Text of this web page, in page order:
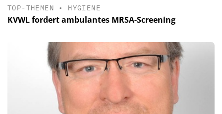
TOP-THEMEN • HYGIENE
KVWL fordert ambulantes MRSA-Screening